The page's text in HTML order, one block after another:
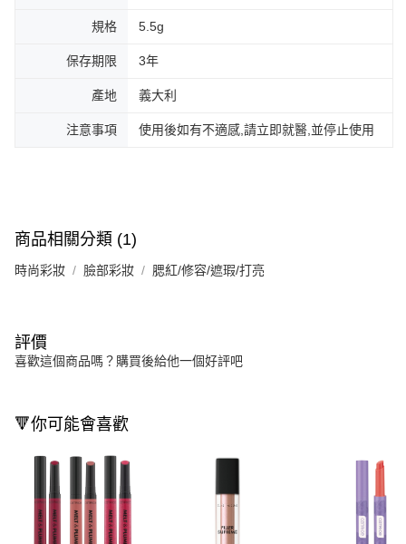
規格 5.5g
保存期限 3年
產地 義大利
注意事項 使用後如有不適感,請立即就醫,並停止使用
商品相關分類 (1)
時尚彩妝 臉部彩妝 腮紅/修容/遮瑕/打亮
評價
喜歡這個商品嗎？購買後給他一個好評吧
🔻你可能會喜歡